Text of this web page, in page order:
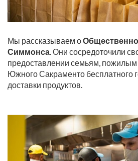
Мы рассказываем о
Симмонса . Они сосредоточили
предоставлении семьям,
Южного Сакраменто бесплатного
доставки продуктов.